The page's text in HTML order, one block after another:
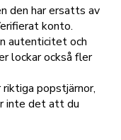
den har ersatts av
konto.
autenticitet och
lockar också fler
popstjärnor,
inte det att du